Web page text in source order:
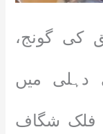
کی گونج،
دہلی میں
فلک شگاف